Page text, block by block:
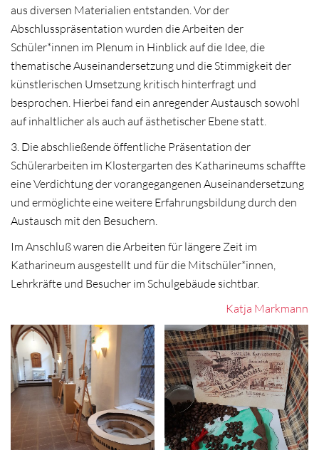
aus diversen Materialien entstanden. Vor der
Abschlusspräsentation wurden die Arbeiten der
Schüler*innen im Plenum in Hinblick auf die Idee, die
thematische Auseinandersetzung und die Stimmigkeit der
künstlerischen Umsetzung kritisch hinterfragt und
besprochen. Hierbei fand ein anregender Austausch sowohl
auf inhaltlicher als auch auf ästhetischer Ebene statt.
3. Die abschließende öffentliche Präsentation der
Schülerarbeiten im Klostergarten des Katharineums schaffte
eine Verdichtung der vorangegangenen Auseinandersetzung
und ermöglichte eine weitere Erfahrungsbildung durch den
Austausch mit den Besuchern.
Im Anschluß waren die Arbeiten für längere Zeit im
Katharineum ausgestellt und für die Mitschüler*innen,
Lehrkräfte und Besucher im Schulgebäude sichtbar.
Katja Markmann